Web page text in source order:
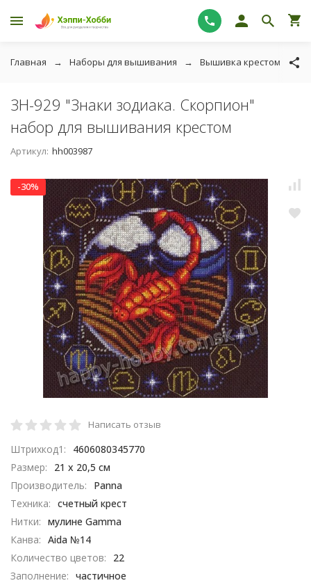
Главная Наборы для вышивания Вышивка крестом
ЗН-929 "Знаки зодиака. Скорпион"
набор для вышивания крестом
Артикул: hh003987
-30%
Написать отзыв
Штрихкод1:
4606080345770
Размер:
21 х 20,5 см
Производитель:
Panna
Техника: счетный крест
Нитки: мулине Gamma
Канва: Aida №14
Количество цветов:
22
Заполнение: частичное